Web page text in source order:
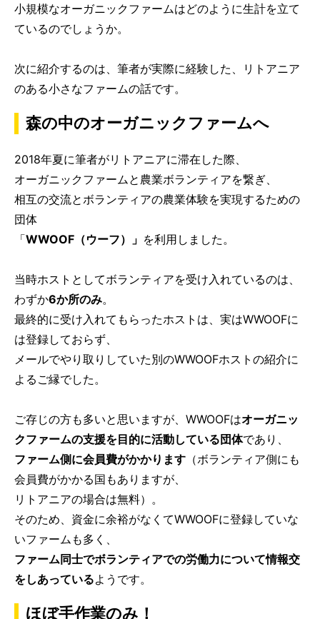
小規模なオーガニックファームはどのように生計を立て
ているのでしょうか。
次に紹介するのは、筆者が実際に経験した、リトアニア
のある小さなファームの話です。
森の中のオーガニックファームへ
2018年夏に筆者がリトアニアに滞在した際、
オーガニックファームと農業ボランティアを繋ぎ、
相互の交流とボランティアの農業体験を実現するための
団体
「WWOOF（ウーフ）」 を利用しました。
当時ホストとしてボランティアを受け入れているのは、
わずか6か所のみ。
最終的に受け入れてもらったホストは、実はWWOOFに
は登録しておらず、
メールでやり取りしていた別のWWOOFホストの紹介に
よるご縁でした。
ご存じの方も多いと思いますが、WWOOFはオーガニッ
クファームの支援を目的に活動している団体であり、
ファーム側に会員費がかかります （ボランティア側にも
会員費がかかる国もありますが、
リトアニアの場合は無料）。
そのため、資金に余裕がなくてWWOOFに登録していな
いファームも多く、
ファーム同士でボランティアでの労働力について情報交
をしあっているようです。
ほぼ手作業のみ！